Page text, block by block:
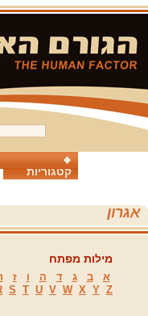
קטגוריות
אגרון
מילות מפתח
א ב ג ד ה ו ז
S T U V W X Y Z